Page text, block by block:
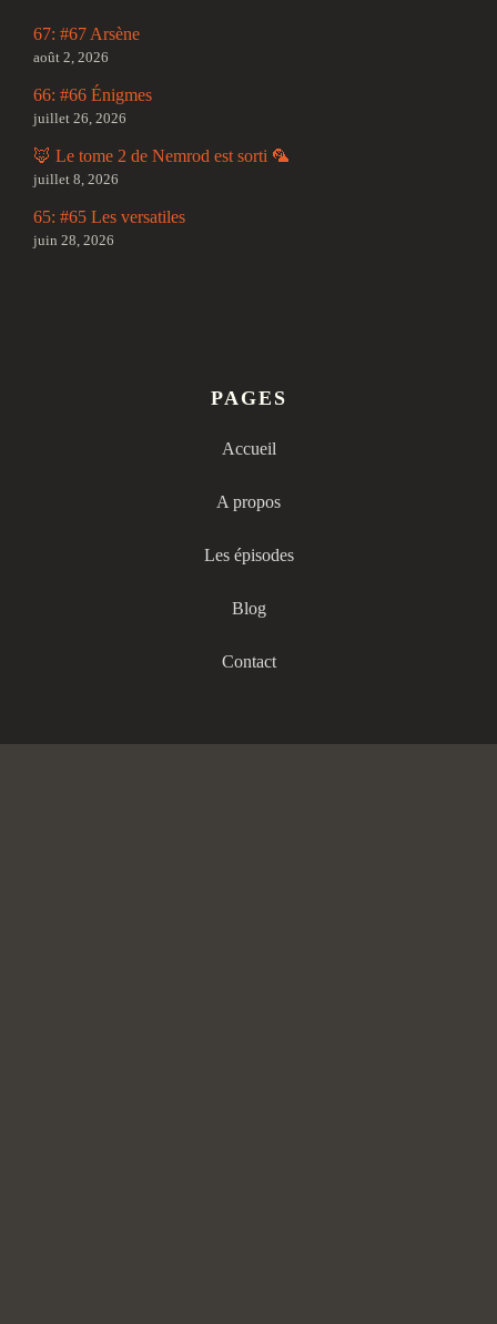
67: #67 Arsène
août 2, 2026
66: #66 Énigmes
juillet 26, 2026
🦊 Le tome 2 de Nemrod est sorti 🦜
juillet 8, 2026
65: #65 Les versatiles
juin 28, 2026
PAGES
Accueil
A propos
Les épisodes
Blog
Contact